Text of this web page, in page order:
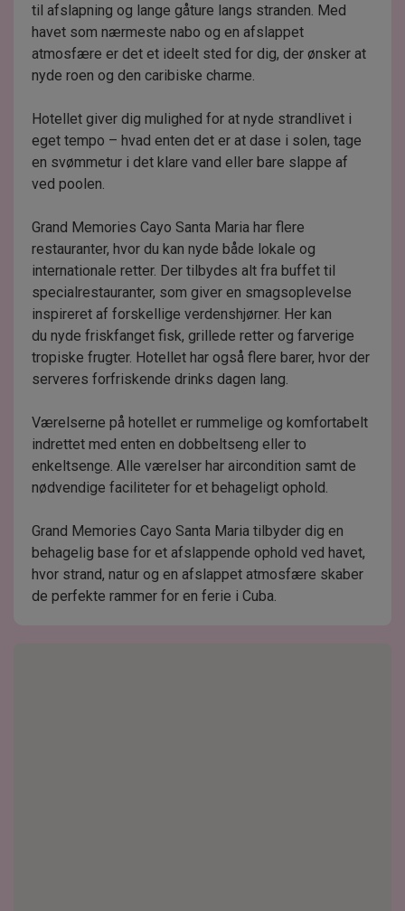
til afslapning og lange gåture langs stranden. Med
havet som nærmeste nabo og en afslappet
atmosfære er det et ideelt sted for dig, der ønsker at
nyde roen og den caribiske charme.
Hotellet giver dig mulighed for at nyde strandlivet i
eget tempo – hvad enten det er at dase i solen, tage
en svømmetur i det klare vand eller bare slappe af
ved poolen.
Grand Memories Cayo Santa Maria har flere
restauranter, hvor du kan nyde både lokale og
internationale retter. Der tilbydes alt fra buffet til
specialrestauranter, som giver en smagsoplevelse
inspireret af forskellige verdenshjørner. Her kan
du nyde friskfanget fisk, grillede retter og farverige
tropiske frugter. Hotellet har også flere barer, hvor der
serveres forfriskende drinks dagen lang.
Værelserne på hotellet er rummelige og komfortabelt
indrettet med enten en dobbeltseng eller to
enkeltsenge. Alle værelser har aircondition samt de
nødvendige faciliteter for et behageligt ophold.
Grand Memories Cayo Santa Maria tilbyder dig en
behagelig base for et afslappende ophold ved havet,
hvor strand, natur og en afslappet atmosfære skaber
de perfekte rammer for en ferie i Cuba.